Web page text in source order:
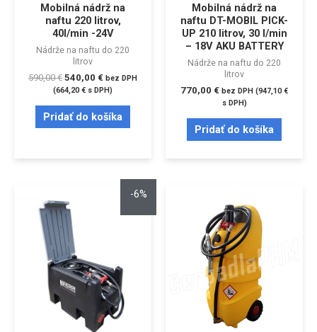
Mobilná nádrž na
naftu 220 litrov,
40l/min -24V
Nádrže na naftu do 220
litrov
590,00€ 540,00 € bez DPH
(664,20€ s DPH)
Pridať do košíka
Mobilná nádrž na
naftu DT-MOBIL PICK-
UP 210 litrov, 30 l/min
– 18V AKU BATTERY
Nádrže na naftu do 220
litrov
770,00 € bez DPH (947,10€
s DPH)
Pridať do košíka
-6%